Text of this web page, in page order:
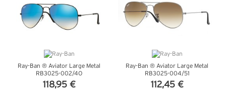
Ray-Ban ® Aviator Large Metal
RB3025-002/4O
118,95 €
Ray-Ban ® Aviator Large Metal
RB3025-004/51
112,45 €